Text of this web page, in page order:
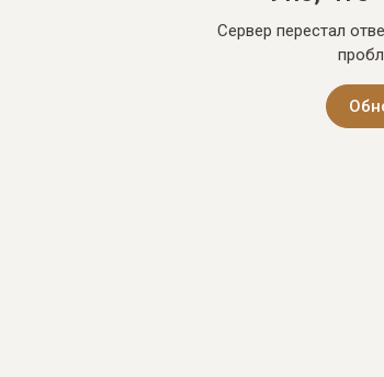
Сервер перестал